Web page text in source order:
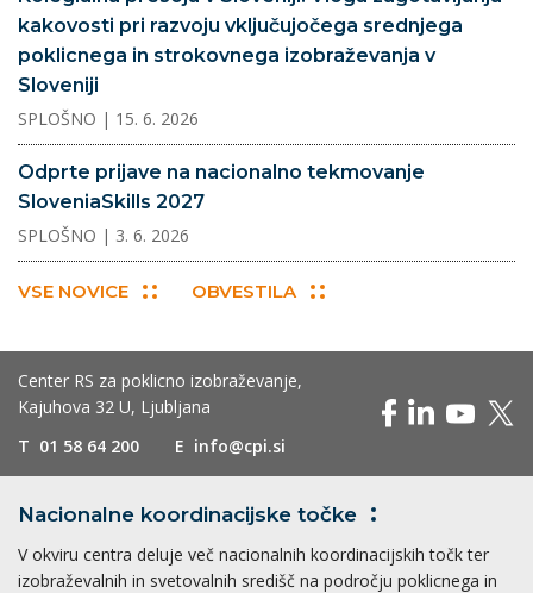
kakovosti pri razvoju vključujočega srednjega
poklicnega in strokovnega izobraževanja v
Sloveniji
SPLOŠNO | 15. 6. 2026
Odprte prijave na nacionalno tekmovanje
SloveniaSkills 2027
SPLOŠNO | 3. 6. 2026
VSE NOVICE OBVESTILA
Center RS za poklicno izobraževanje,
Kajuhova 32 U, Ljubljana
T 01 58 64 200 E info@cpi.si
Nacionalne koordinacijske točke
V okviru centra deluje več nacionalnih koordinacijskih točk ter
izobraževalnih in svetovalnih središč na področju poklicnega in